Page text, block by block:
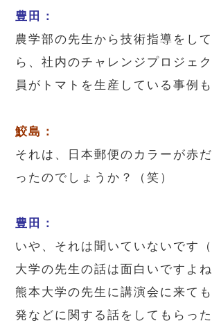
豊田：
農学部の先生から技術指導をし
ら、社内のチャレンジプロジェ
員がトマトを生産している事例も
鮫島：
それは、日本郵便のカラーが赤
ったのでしょうか？（笑）
豊田：
いや、それは聞いていないです
大学の先生の話は面白いですよ
熊本大学の先生に講演会に来て
発などに関する話をしてもらっ